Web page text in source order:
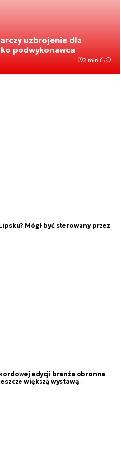
uzbrojenie dla
podwykonawca
2 min.
Mógł być sterowany przez
edycji branża obronna
większą wystawą i